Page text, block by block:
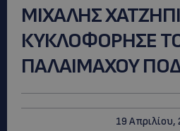
ΜΙΧΑΛΗΣ
ΚΥΚΛΟΦΟΡΗΣΕ ΤΟ
ΠΑΛΑΙΜΑΧΟΥ
19 Απριλίου,